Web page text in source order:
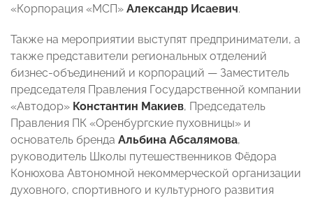
«Корпорация «МСП» Александр Исаевич.
Также на мероприятии выступят предприниматели, а
также представители региональных отделений
бизнес-объединений и корпораций — Заместитель
председателя Правления Государственной компании
«Автодор» Константин Макиев, Председатель
Правления ПК «Оренбургские пуховницы» и
основатель бренда Альбина Абсалямова,
руководитель Школы путешественников Фёдора
Конюхова Автономной некоммерческой организации
духовного, спортивного и культурного развития